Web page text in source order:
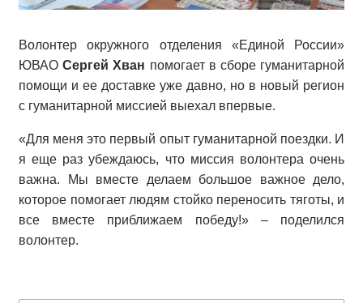
Волонтер окружного отделения «Единой России»
ЮВАОСергей Хван помогает в сборе гуманитарной
помощи и ее доставке уже давно, но в новый регион
с гуманитарной миссией выехал впервые.
«Для меня это первый опыт гуманитарной поездки. И
я еще раз убеждаюсь, что миссия волонтера очень
важна. Мы вместе делаем большое важное дело,
которое помогает людям стойко переносить тяготы, и
все вместе приближаем победу!» – поделился
волонтер.